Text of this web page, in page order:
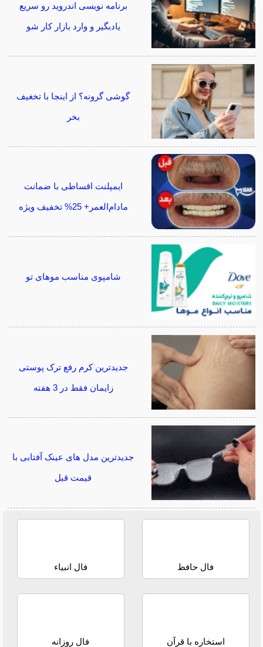
برنامه نویسی اندروید رو سریع
یادبگیر و وارد بازار کار شو
گوشی گرونه؟ از اینجا با تخغیف
بخر
ایمپلنت اقساطی با ضمانت
مادام‌العمر+ 25% تخفیف ویژه
شامپوی مناسب موهای تو
جدیدترین کرم رفع ترک پوستی
زایمان فقط در 3 هفته
جدیدترین مدل های عینک آفتابی با
قیمت قبل
فال حافظ فال انبیاء
استخاره با قرآن فال روزانه